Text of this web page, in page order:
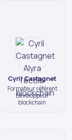
Cyril Castagnet
Formateur référent
Développeur
blockchain